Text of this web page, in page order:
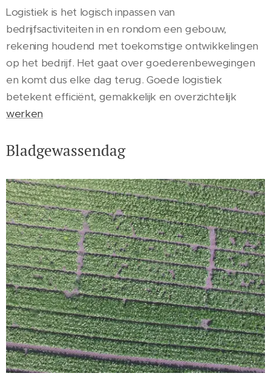
Logistiek is het logisch inpassen van
bedrijfsactiviteiten in en rondom een gebouw,
rekening houdend met toekomstige ontwikkelingen
op het bedrijf. Het gaat over goederenbewegingen
en komt dus elke dag terug. Goede logistiek
betekent efficiënt, gemakkelijk en overzichtelijk
werken
Bladgewassendag